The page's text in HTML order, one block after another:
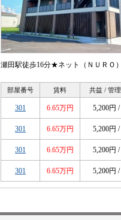
瀬田駅徒歩16分★ネット（ＮＵＲＯ
部屋番号 賃料 共益 / 管
301 6.65万円 5,200円
301 6.65万円 5,200円
301 6.65万円 5,200円
301 6.65万円 5,200円